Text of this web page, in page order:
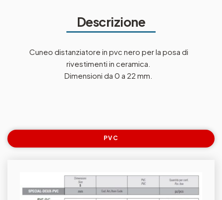
Descrizione
Cuneo distanziatore in pvc nero per la posa di
rivestimenti in ceramica.
Dimensioni da 0 a 22 mm.
PVC